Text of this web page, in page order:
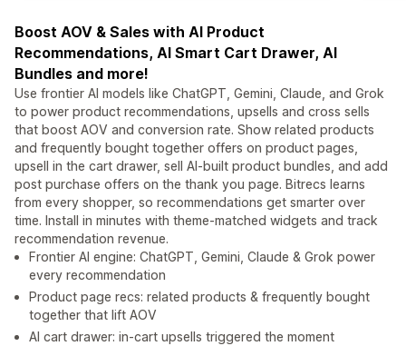
Boost AOV & Sales with AI Product
Recommendations, AI Smart Cart Drawer, AI
Bundles and more!
Use frontier AI models like ChatGPT, Gemini, Claude, and Grok
to power product recommendations, upsells and cross sells
that boost AOV and conversion rate. Show related products
and frequently bought together offers on product pages,
upsell in the cart drawer, sell AI-built product bundles, and add
post purchase offers on the thank you page. Bitrecs learns
from every shopper, so recommendations get smarter over
time. Install in minutes with theme-matched widgets and track
recommendation revenue.
Frontier AI engine: ChatGPT, Gemini, Claude & Grok power
every recommendation
Product page recs: related products & frequently bought
together that lift AOV
AI cart drawer: in-cart upsells triggered the moment